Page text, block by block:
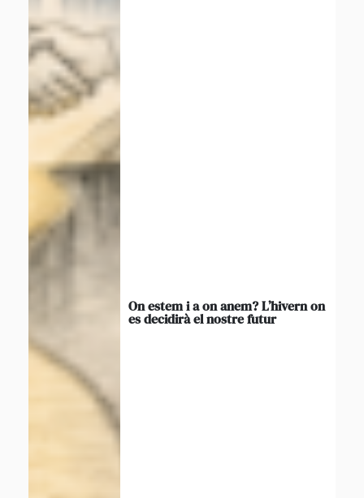
On estem i a on anem? L’hivern on
es decidirà el nostre futur